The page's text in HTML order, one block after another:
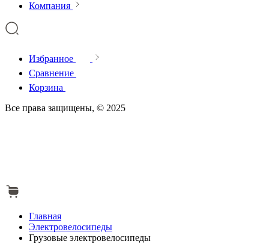
Компания
Избранное
Сравнение
Корзина
Все права защищены, © 2025
Главная
Электровелосипеды
Грузовые электровелосипеды